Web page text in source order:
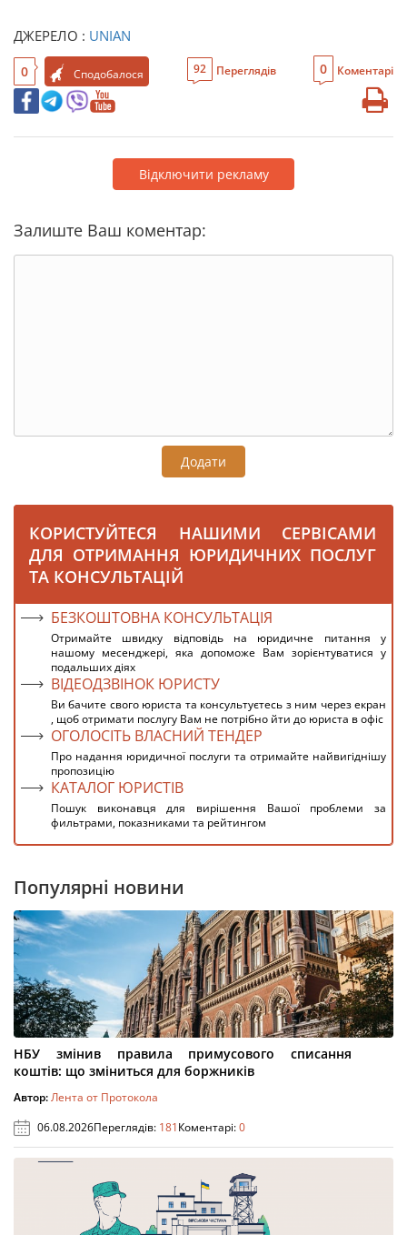
ДЖЕРЕЛО : UNIAN
0 Сподобалося 92 Переглядів 0 Коментарі
Відключити рекламу
Залиште Ваш коментар:
Додати
КОРИСТУЙТЕСЯ НАШИМИ СЕРВІСАМИ
ДЛЯ ОТРИМАННЯ ЮРИДИЧНИХ ПОСЛУГ
ТА КОНСУЛЬТАЦІЙ
БЕЗКОШТОВНА КОНСУЛЬТАЦІЯ
Отримайте швидку відповідь на юридичне питання у
нашому месенджері, яка допоможе Вам зорієнтуватися у
подальших діях
ВІДЕОДЗВІНОК ЮРИСТУ
Ви бачите свого юриста та консультуєтесь з ним через екран
, щоб отримати послугу Вам не потрібно йти до юриста в офіс
ОГОЛОСІТЬ ВЛАСНИЙ ТЕНДЕР
Про надання юридичної послуги та отримайте найвигіднішу
пропозицію
КАТАЛОГ ЮРИСТІВ
Пошук виконавця для вирішення Вашої проблеми за
фильтрами, показниками та рейтингом
Популярні новини
НБУ змінив правила примусового списання
коштів: що зміниться для боржників
Автор:Лента от Протокола
06.08.2026Переглядів: 181Коментарі:0